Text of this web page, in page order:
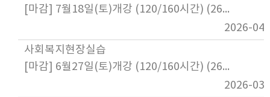
[마감] 7월18일(토)개강 (120/160시간) (26년2학기) 사회복지현장실습
2026-
사회복지현장실습
[마감] 6월27일(토)개강 (120/160시간) (26년2학기) 사회복지현장실습
2026-